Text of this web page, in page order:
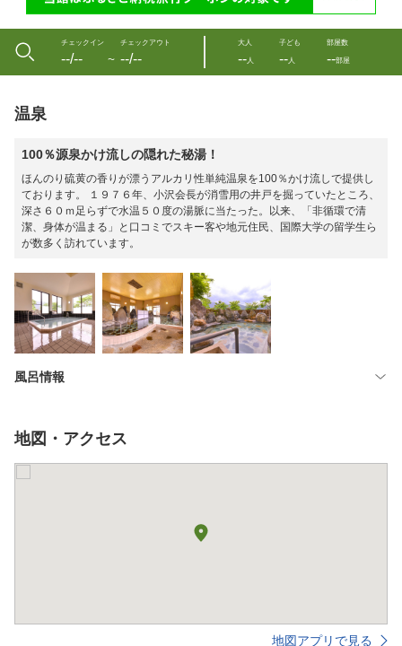
チェックイン
--/-- 〜
チェックアウト
--/--
大人
--人
子ども
--人
部屋数
--部屋
温泉
100％源泉かけ流しの隠れた秘湯！
ほんのり硫黄の香りが漂うアルカリ性単純温泉を100％かけ流しで提供し
ております。 １９７６年、小沢会長が消雪用の井戸を掘っていたところ、
深さ６０ｍ足らずで水温５０度の湯脈に当たった。以来、「非循環で清
潔、身体が温まる」と口コミでスキー客や地元住民、国際大学の留学生ら
が数多く訪れています。
風呂情報
地図・アクセス
地図アプリで見る